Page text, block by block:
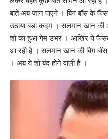
बातें अब जान पाएंगे । बिग बॉस के
उठाया बड़ा कदम । सलमान खान की
शो का हुआ गेम उभर । आखिर ये
आ रही है । सलमान खान की बिग
। अब ये शो बंद होने वाली है ।